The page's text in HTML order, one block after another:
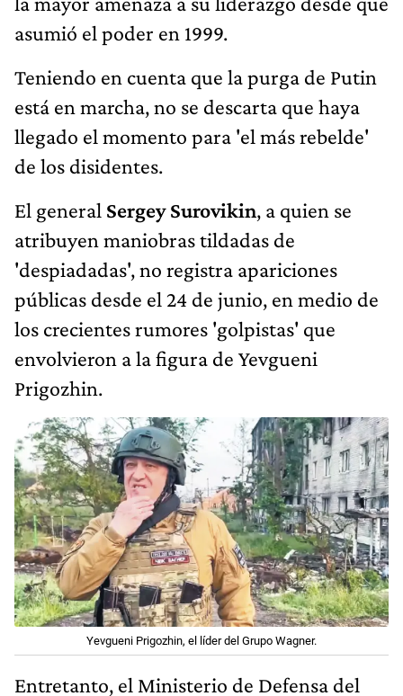
asumió el poder en 1999.
Teniendo en cuenta que la purga de Putin
está en marcha, no se descarta que haya
llegado el momento para 'el más rebelde'
de los disidentes.
El general Sergey Surovikin, a quien se
atribuyen maniobras tildadas de
'despiadadas', no registra apariciones
públicas desde el 24 de junio, en medio de
los crecientes rumores 'golpistas' que
envolvieron a la figura de Yevgueni
Prigozhin.
Yevgueni Prigozhin, el líder del Grupo Wagner.
Entretanto, el Ministerio de Defensa del